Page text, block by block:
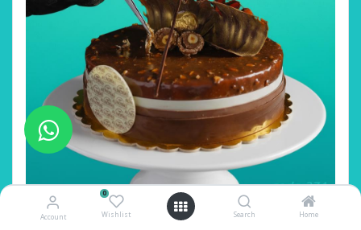
Home
Search
0
Wishlist
Account